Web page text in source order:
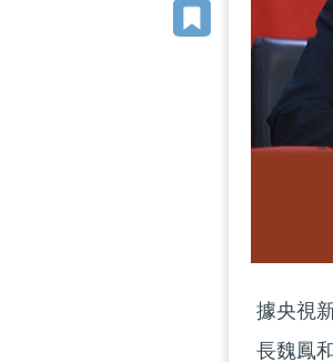
據央視
長魏鳳